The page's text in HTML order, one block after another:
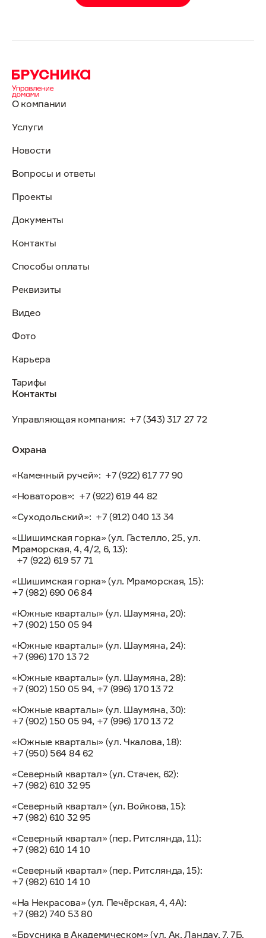
О компании
Услуги
Новости
Вопросы и ответы
Проекты
Документы
Контакты
Способы оплаты
Реквизиты
Видео
Фото
Карьера
Тарифы
Контакты
Управляющая компания: +7 (343) 317 27 72
Охрана
«Каменный ручей»: +7 (922) 617 77 90
«Новаторов»: +7 (922) 619 44 82
«Суходольский»: +7 (912) 040 13 34
«Шишимская горка» (ул. Гастелло, 25, ул.
Мраморская, 4, 4/2, 6, 13):
+7 (922) 619 57 71
«Шишимская горка» (ул. Мраморская, 15):
+7 (982) 690 06 84
«Южные кварталы» (ул. Шаумяна, 20):
+7 (902) 150 05 94
«Южные кварталы» (ул. Шаумяна, 24):
+7 (996) 170 13 72
«Южные кварталы» (ул. Шаумяна, 28):
+7 (902) 150 05 94, +7 (996) 170 13 72
«Южные кварталы» (ул. Шаумяна, 30):
+7 (902) 150 05 94, +7 (996) 170 13 72
«Южные кварталы» (ул. Чкалова, 18):
+7 (950) 564 84 62
«Северный квартал» (ул. Стачек, 62):
+7 (982) 610 32 95
«Северный квартал» (ул. Войкова, 15):
+7 (982) 610 32 95
«Северный квартал» (пер. Ритслянда, 11):
+7 (982) 610 14 10
«Северный квартал» (пер. Ритслянда, 15):
+7 (982) 610 14 10
«На Некрасова» (ул. Печёрская, 4, 4А):
+7 (982) 740 53 80
«Брусника в Академическом» (ул. Ак. Ландау, 7, 7Б,